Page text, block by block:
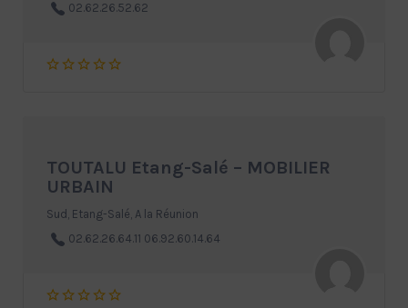
02.62.26.52.62
TOUTALU Etang-Salé – MOBILIER
URBAIN
Sud, Etang-Salé, A la Réunion
02.62.26.64.11 06.92.60.14.64